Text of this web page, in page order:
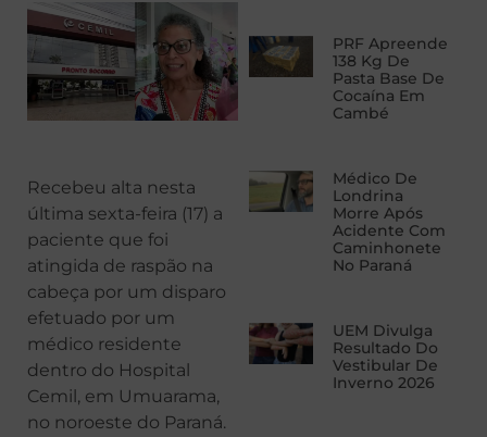
Recebeu alta nesta
última sexta-feira (17) a
paciente que foi
atingida de raspão na
cabeça por um disparo
efetuado por um
médico residente
dentro do Hospital
Cemil, em Umuarama,
no noroeste do Paraná.
PRF Apreende
138 Kg De
Pasta Base De
Cocaína Em
Cambé
Médico De
Londrina
Morre Após
Acidente Com
Caminhonete
No Paraná
UEM Divulga
Resultado Do
Vestibular De
Inverno 2026